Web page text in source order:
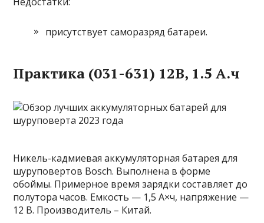
присутствует саморазряд батареи.
Практика (031-631) 12В, 1.5 А.ч
Никель-кадмиевая аккумуляторная батарея для
шуруповертов Bosch. Выполнена в форме
обоймы. Примерное время зарядки составляет до
полутора часов. Емкость — 1,5 А×ч, напряжение —
12 В. Производитель – Китай.